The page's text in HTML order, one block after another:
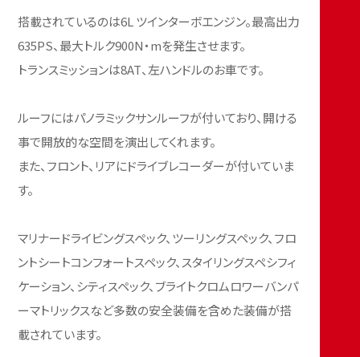
搭載されているのは6L ツインターボエンジン。最高出力
635PS、最大トルク900N・mを発生させます。
トランスミッションは8AT、左ハンドルのお車です。
ルーフにはパノラミックサンルーフが付いており、開ける
事で開放的な空間を演出してくれます。
また、フロント、リアにドライブレコーダーが付いていま
す。
マリナードライビングスペック、ツーリングスペック、フロ
ントシートコンフォートスペック、スタイリングスペシフィ
ケーション、シティスペック、ブライトクロムロワーバンパ
ーマトリックスなど多数の安全装備を含めた装備が搭
載されています。